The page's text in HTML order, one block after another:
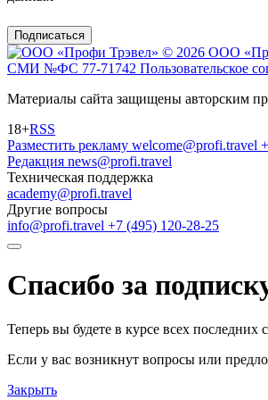
Подписаться
© 2026 ООО
СМИ №ФС 77-71742 Пользовательское
Материалы сайта защищены авторским
18+RSS
Разместить рекламу welcome@profi.travel
Редакция news@profi.travel
Техническая поддержка
academy@profi.travel
Другие вопросы
info@profi.travel +7 (495) 120-28-25
Спасибо за
Теперь вы будете в курсе всех
Если у вас возникнут вопросы или
Закрыть